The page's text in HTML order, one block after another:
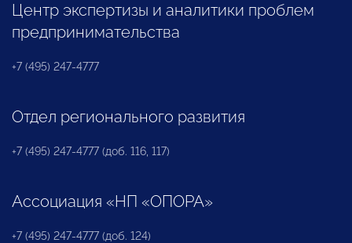
Центр экспертизы и аналитики проблем
предпринимательства
+7 (495) 247-4777
Отдел регионального развития
+7 (495) 247-4777 (доб. 116, 117)
Ассоциация «НП «ОПОРА»
+7 (495) 247-4777 (доб. 124)